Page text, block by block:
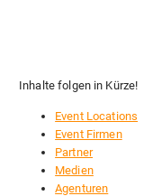
Inhalte folgen in Kürze!
Event Locations
Event Firmen
Partner
Medien
Agenturen